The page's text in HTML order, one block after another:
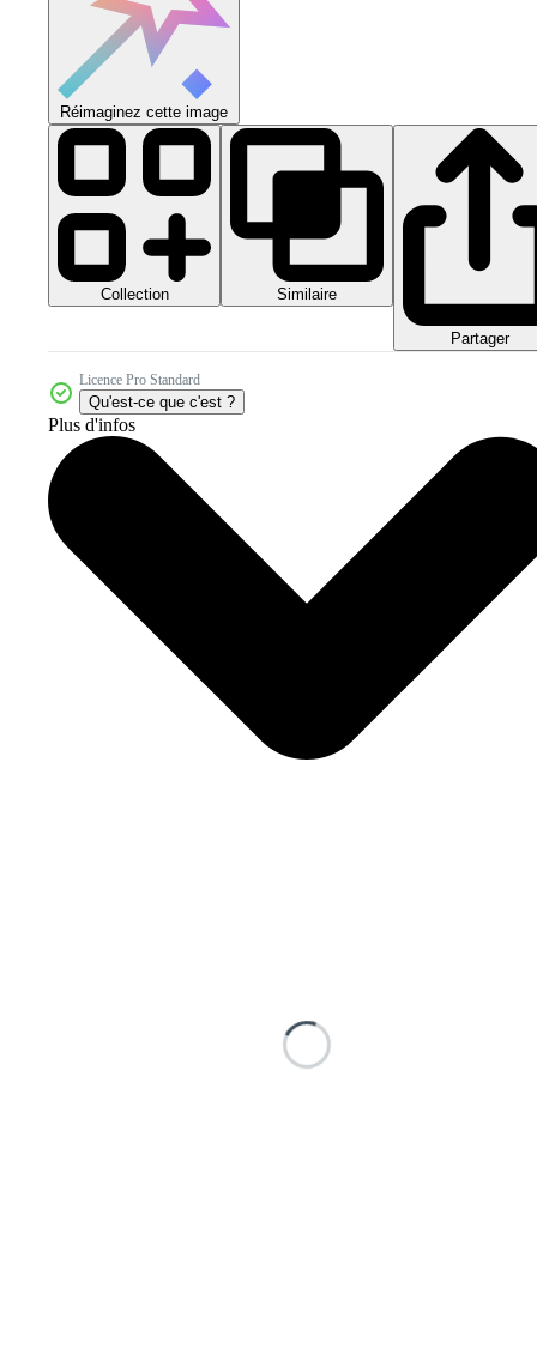
Réimaginez cette image
Collection Similaire
Partager
Licence Pro Standard
Qu'est-ce que c'est ?
Plus d'infos